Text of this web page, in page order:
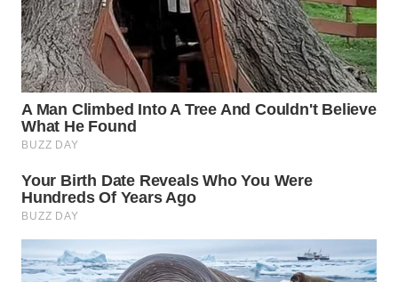
WN
MADURA
SURABAYA
NATUNA
BINTAN